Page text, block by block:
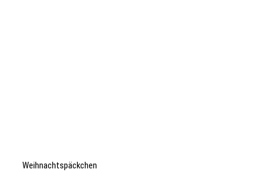
Weihnachtspäckchen